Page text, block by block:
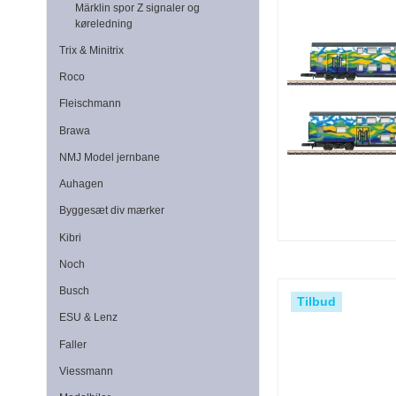
Märklin spor Z signaler og
køreledning
Trix & Minitrix
Roco
Fleischmann
Brawa
NMJ Model jernbane
Auhagen
Byggesæt div mærker
Kibri
Noch
Busch
ESU & Lenz
Faller
Viessmann
Tilbud